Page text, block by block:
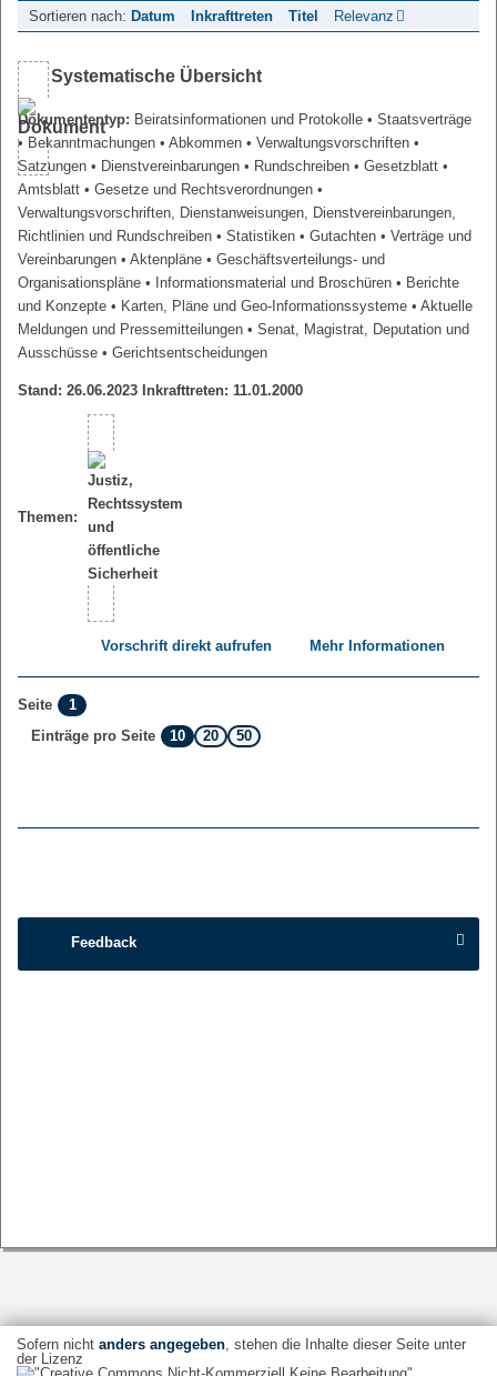
Sortieren nach: Datum Inkrafttreten Titel Relevanz
Systematische Übersicht
Dokumententyp: Beiratsinformationen und Protokolle • Staatsverträge
• Bekanntmachungen • Abkommen • Verwaltungsvorschriften •
Satzungen • Dienstvereinbarungen • Rundschreiben • Gesetzblatt •
Amtsblatt • Gesetze und Rechtsverordnungen •
Verwaltungsvorschriften, Dienstanweisungen, Dienstvereinbarungen,
Richtlinien und Rundschreiben • Statistiken • Gutachten • Verträge und
Vereinbarungen • Aktenpläne • Geschäftsverteilungs- und
Organisationspläne • Informationsmaterial und Broschüren • Berichte
und Konzepte • Karten, Pläne und Geo-Informationssysteme • Aktuelle
Meldungen und Pressemitteilungen • Senat, Magistrat, Deputation und
Ausschüsse • Gerichtsentscheidungen
Stand: 26.06.2023 Inkrafttreten: 11.01.2000
Themen:
Vorschrift direkt aufrufen Mehr Informationen
Seite
1
Einträge pro Seite
10 20 50
Feedback
Sofern nicht anders angegeben, stehen die Inhalte dieser Seite unter
der Lizenz